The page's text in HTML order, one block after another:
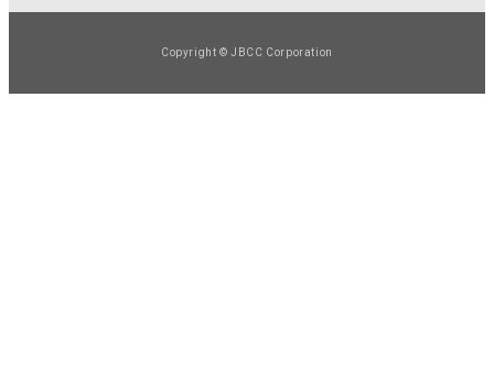
Copyright © JBCC Corporation